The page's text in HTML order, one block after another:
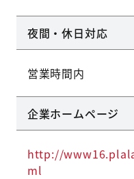
夜間・休日対応
営業時間内
企業ホームページ
http://
ml